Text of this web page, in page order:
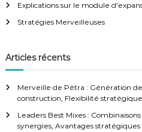
Explications sur le module
Stratégies Merveilleuses
Articles récents
Merveille de Pétra : Génération
construction, Flexibilité stratégique
Leaders Best Mixes :
synergies, Avantages stratégiques